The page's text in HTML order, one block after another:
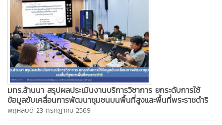
มทร.ล้านนา สรุปผลประเมินงานบริการวิชาการ ยกระดับการใช้
ข้อมูลขับเคลื่อนการพัฒนาชุมชนบนพื้นที่สูงและพื้นที่พระราชดำริ
พฤหัสบดี 23 กรกฎาคม 2569